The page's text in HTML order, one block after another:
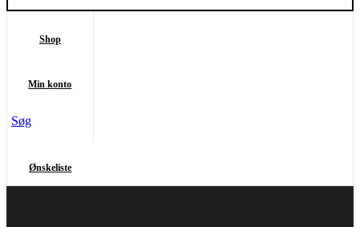
Shop
Min konto
Søg
Ønskeliste